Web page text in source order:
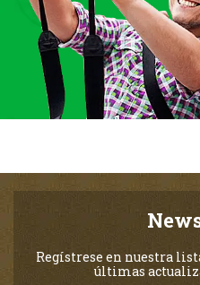
Regístrese en nuestra
últimas